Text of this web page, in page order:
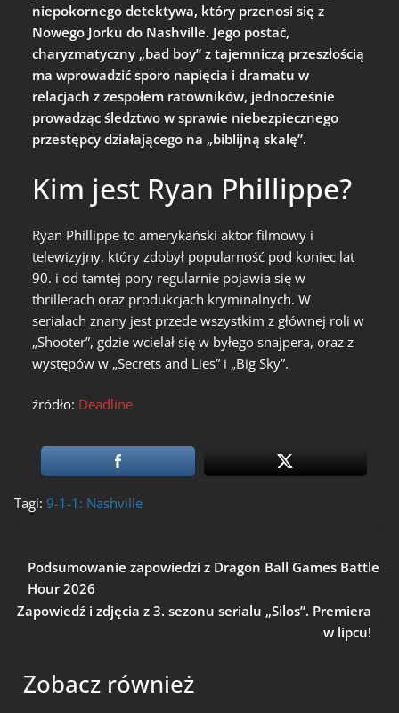
niepokornego detektywa, który przenosi się z
Nowego Jorku do Nashville. Jego postać,
charyzmatyczny „bad boy” z tajemniczą przeszłością
ma wprowadzić sporo napięcia i dramatu w
relacjach z zespołem ratowników, jednocześnie
prowadząc śledztwo w sprawie niebezpiecznego
przestępcy działającego na „biblijną skalę”.
Kim jest Ryan Phillippe?
Ryan Phillippe to amerykański aktor filmowy i
telewizyjny, który zdobył popularność pod koniec lat
90. i od tamtej pory regularnie pojawia się w
thrillerach oraz produkcjach kryminalnych. W
serialach znany jest przede wszystkim z głównej roli w
„Shooter”, gdzie wcielał się w byłego snajpera, oraz z
występów w „Secrets and Lies” i „Big Sky”.
źródło: Deadline
Tagi: 9-1-1: Nashville
Podsumowanie zapowiedzi z Dragon Ball Games Battle
Hour 2026
Zapowiedź i zdjęcia z 3. sezonu serialu „Silos”. Premiera
w lipcu!
Zobacz również